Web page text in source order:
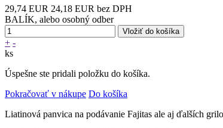
29,74 EUR 24,18 EUR bez DPH
BALÍK, alebo osobný odber
+ -
ks
Úspešne ste pridali položku do košíka.
Pokračovať v nákupe Do košíka
Liatinová panvica na podávanie Fajitas ale aj ďalších